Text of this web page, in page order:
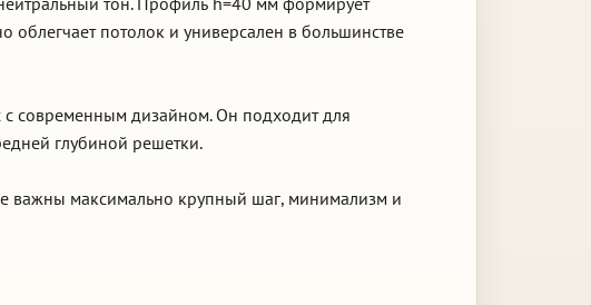
облегчает потолок и универсален в большинстве
современным дизайном. Он подходит для
глубиной решетки.
важны максимально крупный шаг, минимализм и